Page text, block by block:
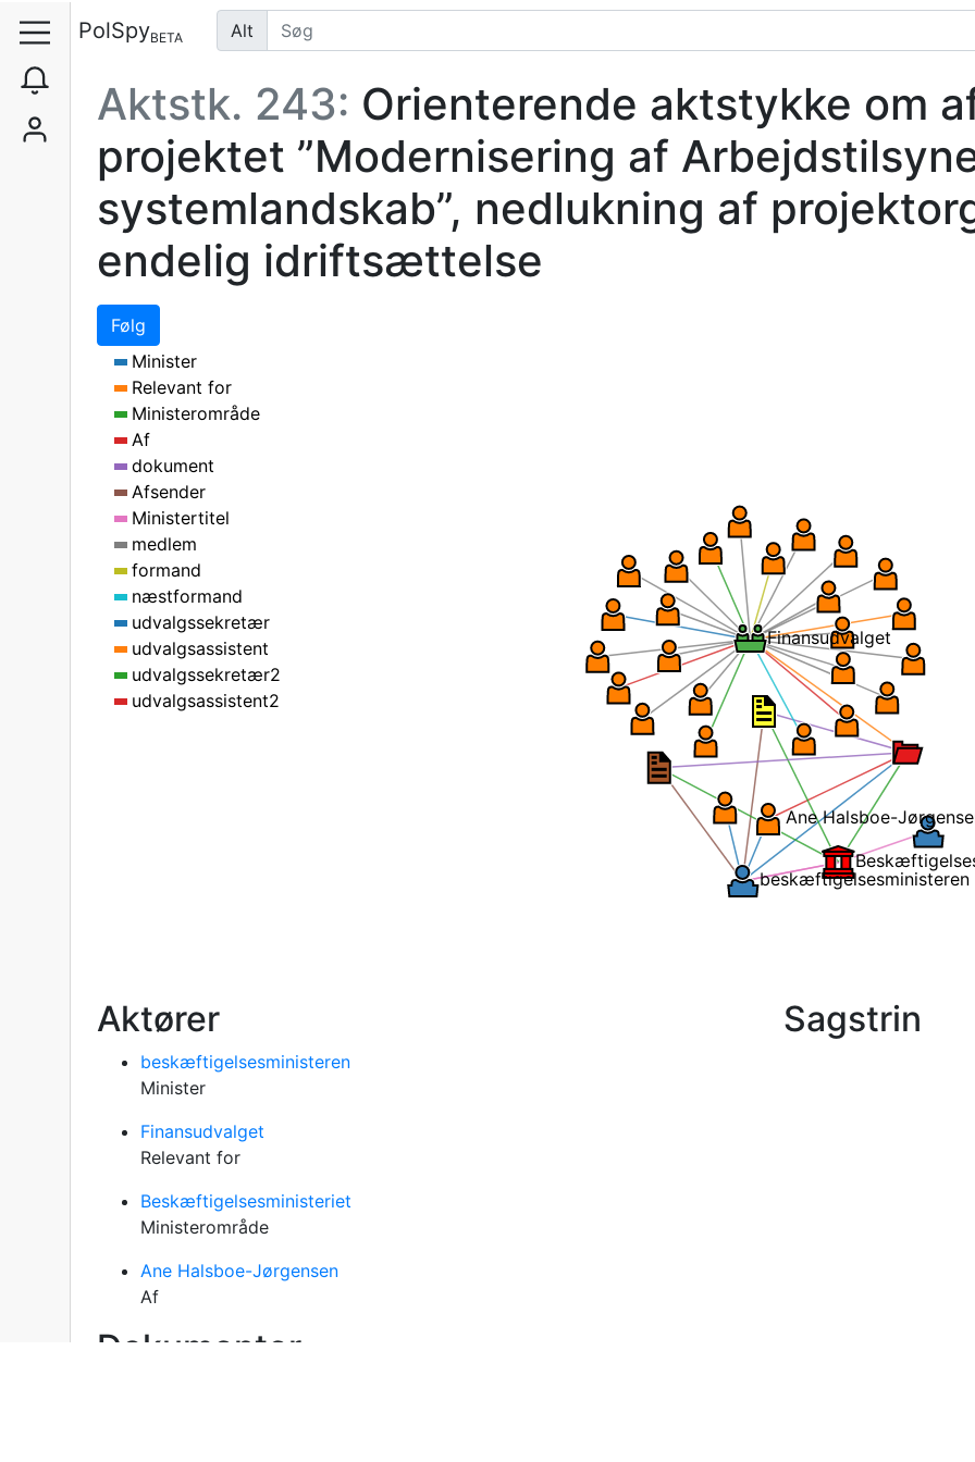
PolSpyBETA Alt
Aktstk. 243: Orienterende aktstykke om
projektet ”Modernisering af
systemlandskab”, nedlukning af
endelig idriftsættelse
Følg
Finansudvalget
Ane
Minister
Relevant for
Ministerområde
Af
dokument
Afsender
Ministertitel
medlem
formand
næstformand
udvalgssekretær
udvalgsassistent
udvalgssekretær2
udvalgsassistent2
Aktører
beskæftigelsesministeren
Minister
Finansudvalget
Relevant for
Beskæftigelsesministeriet
Ministerområde
Ane Halsboe-Jørgensen
Af
Sagstrin
Dokumenter